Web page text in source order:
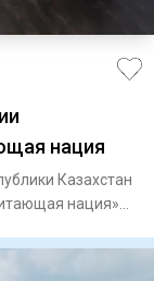
нация
Казахстан
нация»